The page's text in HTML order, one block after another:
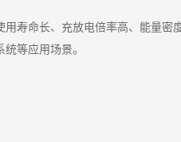
寿命长、充放电倍率高、能量
等应用场景。